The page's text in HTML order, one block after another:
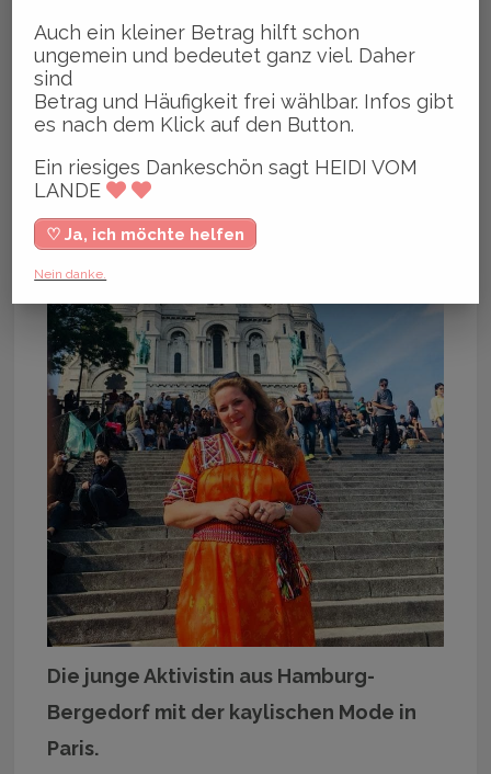
geistiger Vater in der Berberfrage, mit
einer Kamera auf mich zielen.
Die junge Aktivistin aus Hamburg-
Bergedorf mit der kaylischen Mode in
Paris.
Auch ein kleiner Betrag hilft schon
ungemein und bedeutet ganz viel. Daher
sind
Betrag und Häufigkeit frei wählbar. Infos gibt
es nach dem Klick auf den Button.
Ein riesiges Dankeschön sagt HEIDI VOM
LANDE
♡ Ja, ich möchte helfen
Nein danke.